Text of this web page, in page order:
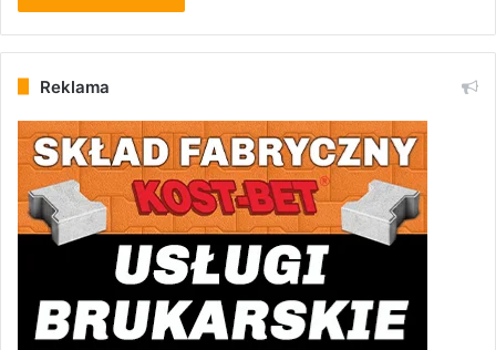
Reklama